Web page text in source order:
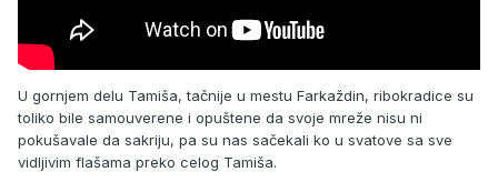
U gornjem delu Tamiša, tačnije u mestu Farkaždin, ribokradice su
toliko bile samouverene i opuštene da svoje mreže nisu ni
pokušavale da sakriju, pa su nas sačekali ko u svatove sa sve
vidljivim flašama preko celog Tamiša.